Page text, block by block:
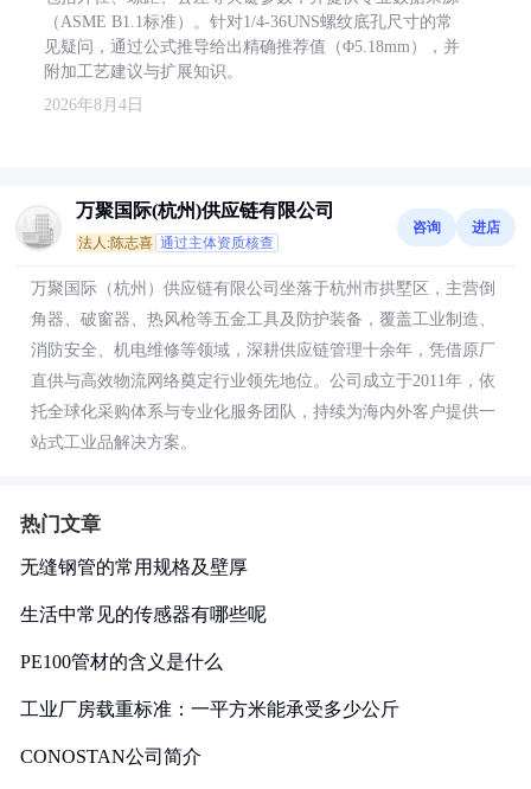
（ASME B1.1标准）。针对1/4-36UNS螺纹底孔尺寸的常
见疑问，通过公式推导给出精确推荐值（Φ5.18mm），并
附加工艺建议与扩展知识。
2026年8月4日
万聚国际(杭州)供应链有限公司
法人:陈志喜 通过主体资质核查
咨询 进店
万聚国际（杭州）供应链有限公司坐落于杭州市拱墅区，主营倒
角器、破窗器、热风枪等五金工具及防护装备，覆盖工业制造、
消防安全、机电维修等领域，深耕供应链管理十余年，凭借原厂
直供与高效物流网络奠定行业领先地位。公司成立于2011年，依
托全球化采购体系与专业化服务团队，持续为海内外客户提供一
站式工业品解决方案。
热门文章
无缝钢管的常用规格及壁厚
生活中常见的传感器有哪些呢
PE100管材的含义是什么
工业厂房载重标准：一平方米能承受多少公斤
CONOSTAN公司简介